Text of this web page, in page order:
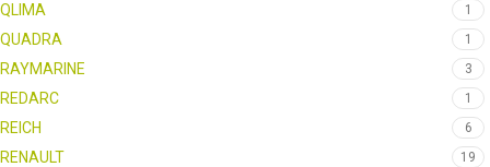
QLIMA 1
QUADRA 1
RAYMARINE 3
REDARC 1
REICH 6
RENAULT 19